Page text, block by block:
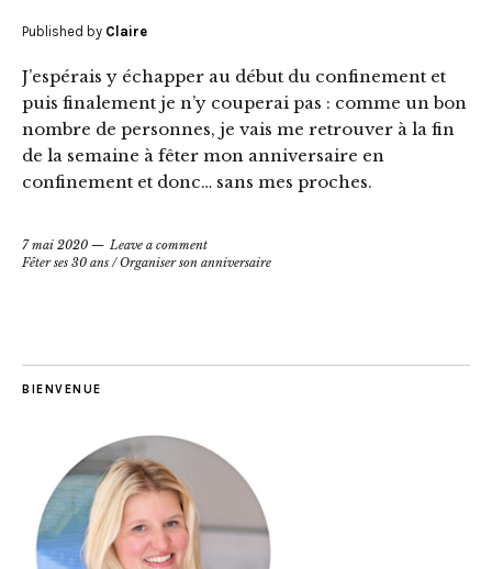
Published by Claire
J’espérais y échapper au début du confinement et
puis finalement je n’y couperai pas : comme un bon
nombre de personnes, je vais me retrouver à la fin
de la semaine à fêter mon anniversaire en
confinement et donc… sans mes proches.
7 mai 2020
Leave a comment
Fêter ses 30 ans /Organiser son anniversaire
BIENVENUE